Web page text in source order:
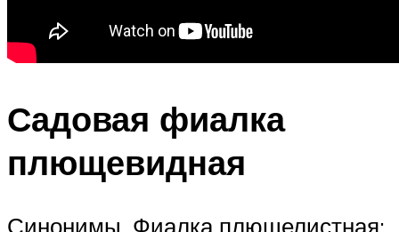
Садовая фиалка
плющевидная
Синонимы. Фиалка плющелистная;